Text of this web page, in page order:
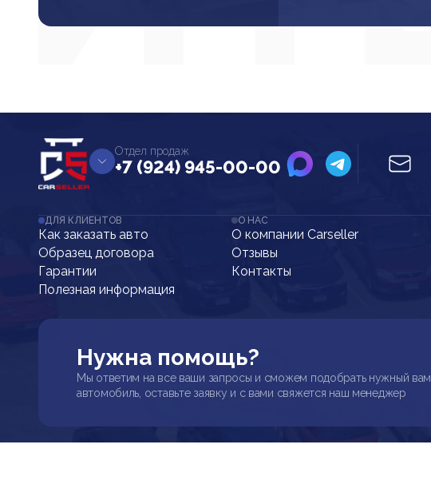
Отдел продаж
+7 (924) 945-00-00
ДЛЯ КЛИЕНТОВ
Как заказать авто
Образец договора
Гарантии
Полезная информация
О НАС
О компании Carseller
Отзывы
Контакты
Нужна помощь?
Мы ответим на все ваши запросы и сможем подобрать нужный вам
автомобиль, оставьте заявку и с вами свяжется наш менеджер